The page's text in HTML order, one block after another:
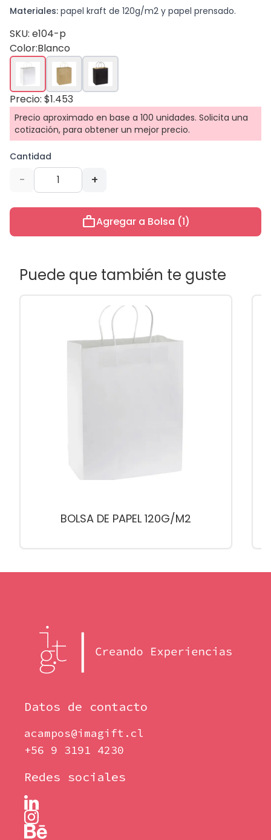
Materiales: papel kraft de 120g/m2 y papel prensado.
SKU: e104-p
Color:Blanco
Precio: $1.453
Precio aproximado en base a 100 unidades. Solicita una
cotización, para obtener un mejor precio.
Cantidad
- +
workAgregar a Bolsa (1)
Puede que también te guste
BOLSA DE PAPEL 120G/M2
Datos de contacto
acampos@imagift.cl
+56 9 3191 4230
Redes sociales